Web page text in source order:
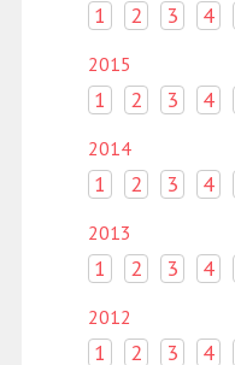
1 2 3 4
2015
1 2 3 4
2014
1 2 3 4
2013
1 2 3 4
2012
1 2 3 4